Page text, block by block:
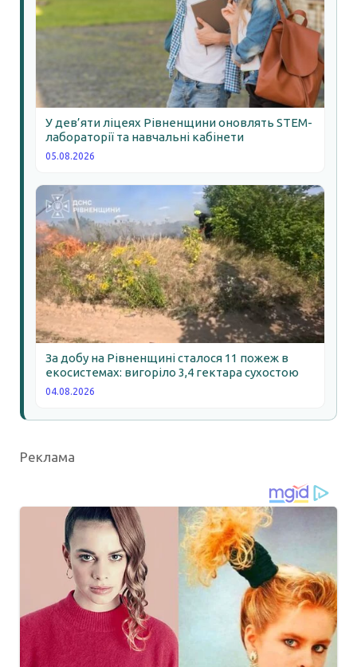
У дев’яти ліцеях Рівненщини оновлять STEM-
лабораторії та навчальні кабінети
05.08.2026
За добу на Рівненщині сталося 11 пожеж в
екосистемах: вигоріло 3,4 гектара сухостою
04.08.2026
Реклама